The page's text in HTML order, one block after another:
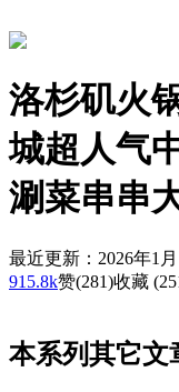
洛杉矶火
城超人气
涮菜串串
最近更新：2026年1月
915.8k赞(281)收藏
本系列其它文